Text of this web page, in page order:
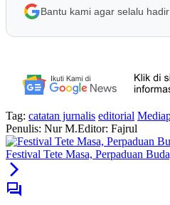
Bantu kami agar selalu
Tag: catatan jurnalis editorial
Penulis: Nur M.Editor: Fajrul
Festival Tete Masa, Perpaduan